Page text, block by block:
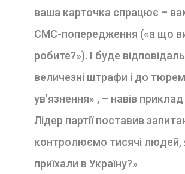
ваша карточка спрацює –
СМС-попередження («а що
робите?»). І буде
величезні штрафи і до
ув’язнення» , – навів
Лідер партії поставив
контролюємо тисячі людей,
приїхали в Україну?»